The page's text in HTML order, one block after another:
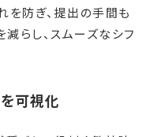
を防ぎ、提出の手間も
らし、スムーズなシフ
可視化